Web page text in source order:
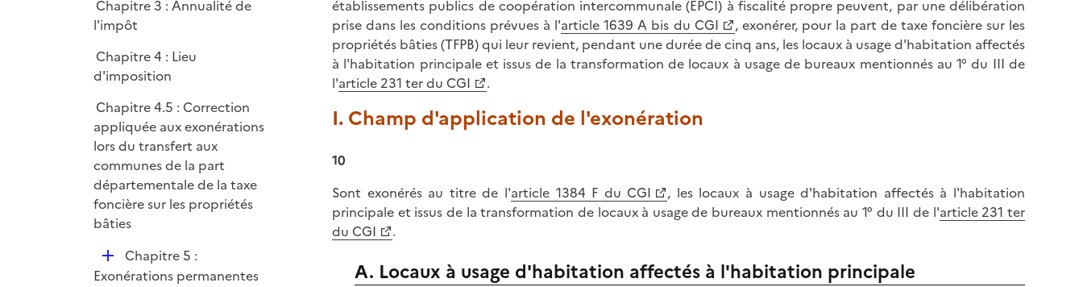
rl
i
e
r
Chapitre 3 : Annualité de
l'impôt
Chapitre 4 : Lieu
d'imposition
Chapitre 4.5 : Correction
appliquée aux exonérations
lors du transfert aux
communes de la part
départementale de la taxe
foncière sur les propriétés
bâties
D
é
Chapitre 5 :
Exonérations permanentes
établissements publics de coopération intercommunale (EPCI) à fiscalité propre peuvent, par une délibération
prise dans les conditions prévues à l'article 1639 A bis du CGI
, exonérer, pour la part de taxe foncière sur les
propriétés bâties (TFPB) qui leur revient, pendant une durée de cinq ans, les locaux à usage d'habitation affectés
à l'habitation principale et issus de la transformation de locaux à usage de bureaux mentionnés au 1° du III de
l'article 231 ter du CGI .
I. Champ d'application de l'exonération
10
Sont exonérés au titre de l'article 1384 F du CGI
, les locaux à usage d'habitation affectés à l'habitation
principale et issus de la transformation de locaux à usage de bureaux mentionnés au 1° du III de l'article 231 ter
du CGI
.
A. Locaux à usage d'habitation affectés à l'habitation principale